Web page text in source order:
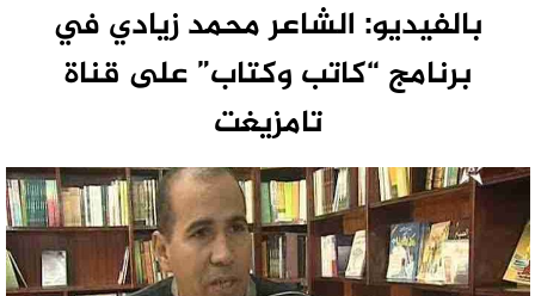
بالفيديو: الشاعر محمد زيادي في
برنامج “كاتب وكتاب” على قناة
تامزيغت